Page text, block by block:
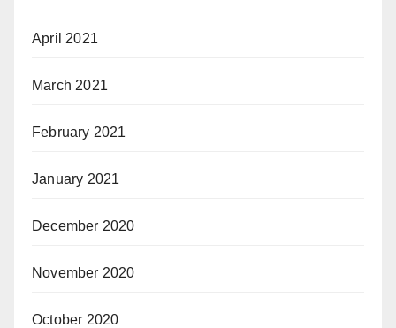
April 2021
March 2021
February 2021
January 2021
December 2020
November 2020
October 2020